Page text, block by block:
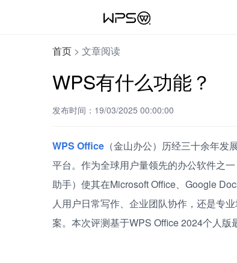
首页 > 文章阅读
WPS有什么功能？
发布时间：19/03/2025 00:00:00
WPS Office （金山办公）历经三十余年
平台。作为全球用户量领先的办公软件之
助手）使其在Microsoft Office、Google
人用户日常写作、企业团队协作，还是专
案。本次评测基于WPS Office 2024个人版